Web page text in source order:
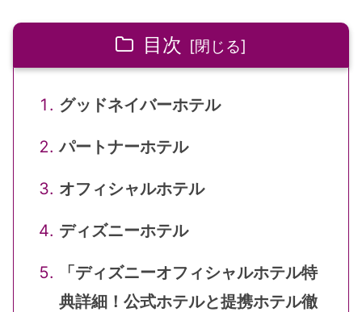
目次
グッドネイバーホテル
パートナーホテル
オフィシャルホテル
ディズニーホテル
「ディズニーオフィシャルホテル特
典詳細！公式ホテルと提携ホテル徹